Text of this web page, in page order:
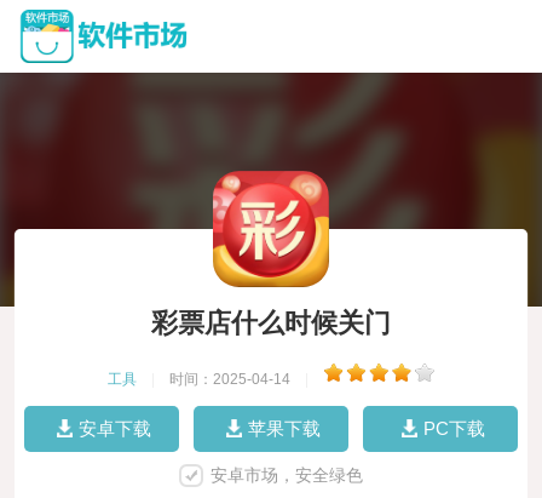
彩票店什么时候关门
工具 时间：2025-04-14
安卓下载 苹果下载 PC下载
安卓市场，安全绿色